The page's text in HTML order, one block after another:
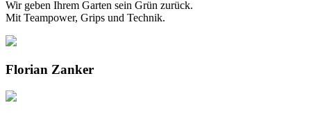
Wir geben Ihrem Garten sein Grün zurück.
Mit Teampower, Grips und Technik.
Florian Zanker